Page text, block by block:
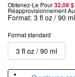
Obtenez-Le Pour32,06
Réapprovisionnement
Format: 3 fl oz / 90 ml
Format standard
3 fl oz / 90 ml